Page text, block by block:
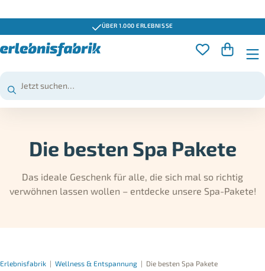
ÜBER 1.000 ERLEBNISSE
Die besten Spa Pakete
Das ideale Geschenk für alle, die sich mal so richtig
verwöhnen lassen wollen – entdecke unsere Spa-Pakete!
Erlebnisfabrik | Wellness & Entspannung | Die besten Spa Pakete